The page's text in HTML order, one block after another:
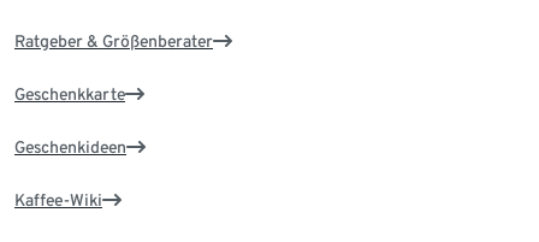
Ratgeber & Größenberater
Geschenkkarte
Geschenkideen
Kaffee-Wiki